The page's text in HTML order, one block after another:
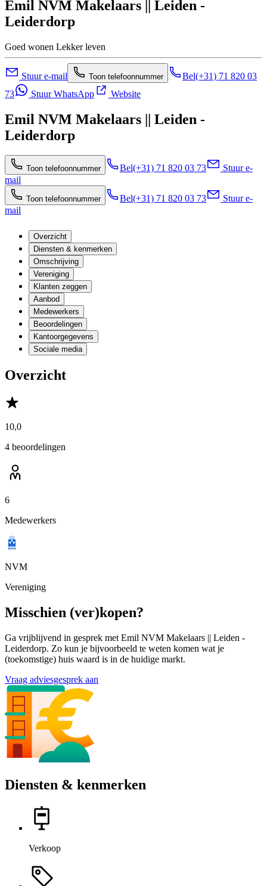
Emil NVM Makelaars || Leiden -
Leiderdorp
Goed wonen Lekker leven
Stuur e-mail Toon telefoonnummer Bel(+31) 71 820 03
73
Stuur WhatsApp Website
Emil NVM Makelaars || Leiden -
Leiderdorp
Toon telefoonnummer Bel(+31) 71 820 03 73
Stuur e-
mail
Toon telefoonnummer Bel(+31) 71 820 03 73
Stuur e-
mail
Overzicht
Diensten & kenmerken
Omschrijving
Vereniging
Klanten zeggen
Aanbod
Medewerkers
Beoordelingen
Kantoorgegevens
Sociale media
Overzicht
10,0
4 beoordelingen
6
Medewerkers
NVM
Vereniging
Misschien (ver)kopen?
Ga vrijblijvend in gesprek met Emil NVM Makelaars || Leiden -
Leiderdorp. Zo kun je bijvoorbeeld te weten komen wat je
(toekomstige) huis waard is in de huidige markt.
Vraag adviesgesprek aan
Diensten & kenmerken
Verkoop